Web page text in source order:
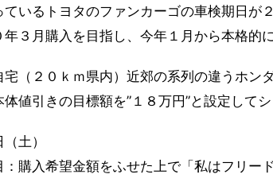
ているトヨタのファンカーゴの車検期日が
年３月購入を目指し、今年１月から本格的
宅（２０ｋｍ県内）近郊の系列の違うホン
体値引きの目標額を”１８万円”と設定して
土）
：購入希望金額をふせた上で「私はフリー